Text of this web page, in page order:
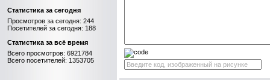
Статистика за сегодня
Просмотров за сегодня: 244
Посетителей за сегодня: 188
Статистика за всё время
Всего просмотров: 6921784
Всего посетителей: 1353705